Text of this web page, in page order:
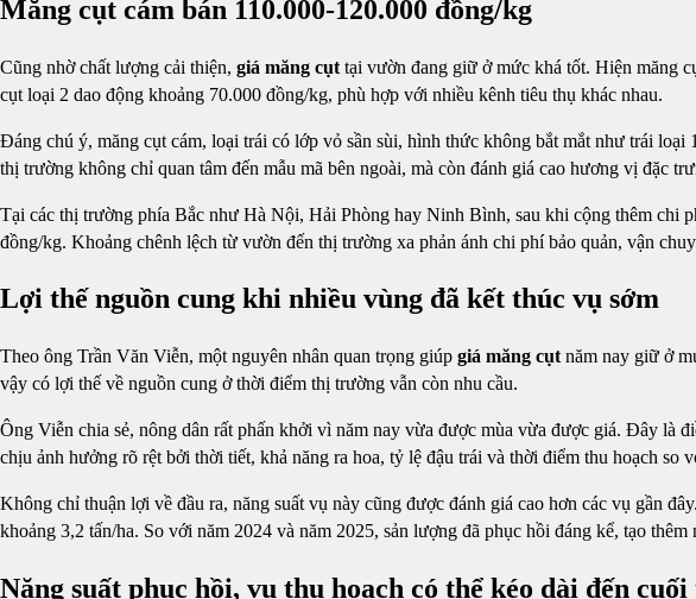
Măng cụt cám bán 110.000-120.000 đồng/kg
Cũng nhờ chất lượng cải thiện, giá măng cụt tại vườn đang giữ ở mức khá tốt. Hiện măng
cụt loại 2 dao động khoảng 70.000 đồng/kg, phù hợp với nhiều kênh tiêu thụ khác nhau.
Đáng chú ý, măng cụt cám, loại trái có lớp vỏ sần sùi, hình thức không bắt mắt như trái
thị trường không chỉ quan tâm đến mẫu mã bên ngoài, mà còn đánh giá cao hương vị đặc
Tại các thị trường phía Bắc như Hà Nội, Hải Phòng hay Ninh Bình, sau khi cộng thêm chi
đồng/kg. Khoảng chênh lệch từ vườn đến thị trường xa phản ánh chi phí bảo quản, vận
Lợi thế nguồn cung khi nhiều vùng đã kết thúc vụ sớm
Theo ông Trần Văn Viễn, một nguyên nhân quan trọng giúp giá măng cụt năm nay giữ ở
vậy có lợi thế về nguồn cung ở thời điểm thị trường vẫn còn nhu cầu.
Ông Viễn chia sẻ, nông dân rất phấn khởi vì năm nay vừa được mùa vừa được giá. Đây là
chịu ảnh hưởng rõ rệt bởi thời tiết, khả năng ra hoa, tỷ lệ đậu trái và thời điểm thu hoạch so
Không chỉ thuận lợi về đầu ra, năng suất vụ này cũng được đánh giá cao hơn các vụ gần
khoảng 3,2 tấn/ha. So với năm 2024 và năm 2025, sản lượng đã phục hồi đáng kể, tạo
Năng suất phục hồi, vụ thu hoạch có thể kéo dài đến cuối